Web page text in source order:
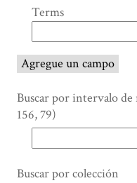
"Reducir
por
campo
específico":
1
Terms
Agregue un campo
Buscar por intervalo
156, 79)
Buscar por colección